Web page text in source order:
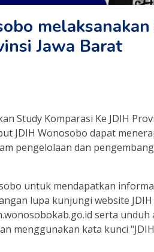
Jawa Barat
Study Komparasi Ke JDIH
JDIH Wonosobo dapat
pengelolaan dan
untuk mendapatkan
lupa kunjungi website
serta unduh
menggunakan kata kunci